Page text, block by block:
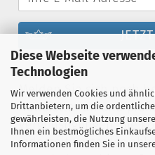
Diese Webseite
Technologien
Wir verwenden Cookies und
Drittanbietern, um die
gewährleisten, die Nutzung
Ihnen ein bestmögliches
Informationen finden Sie in
Melden Sie sich noch
Newsletter an und
Vergünstigungen. Sie
jederzeit kostenlos